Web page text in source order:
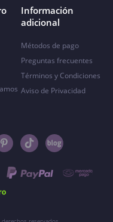
Información
adicional
Métodos de pago
Preguntas frecuentes
Términos y Condiciones
Aviso de Privacidad